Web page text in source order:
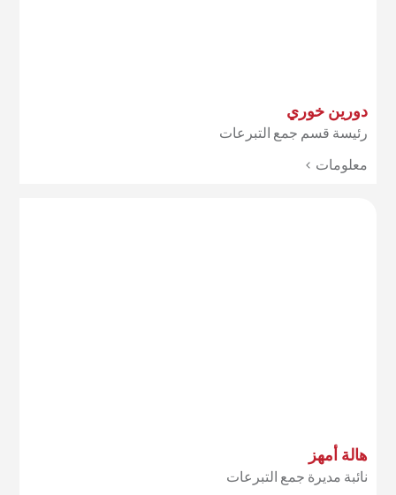
دورين خوري
رئيسة قسم جمع التبرعات
معلومات >
هالة أمهز
نائبة مديرة جمع التبرعات